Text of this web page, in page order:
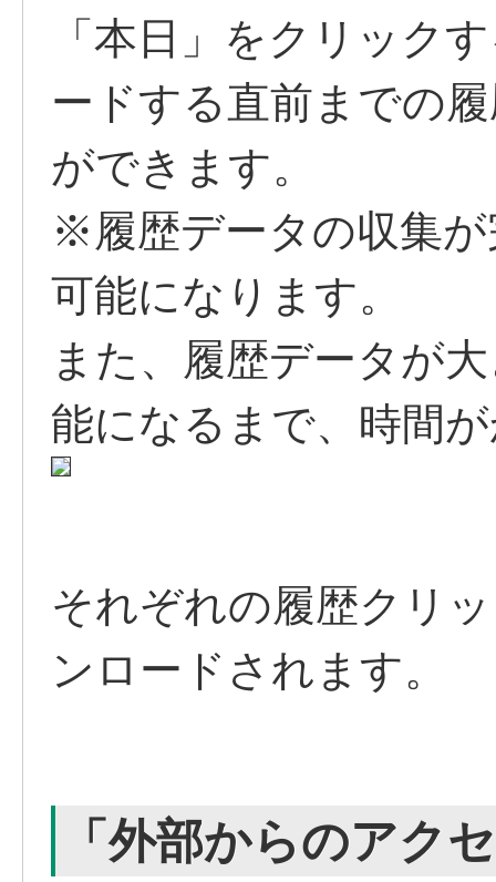
「本日」をクリック
ードする直前までの
ができます。
※履歴データの収集
可能になります。
また、履歴データが
能になるまで、時間
それぞれの履歴クリ
ンロードされます。
「外部からのアク